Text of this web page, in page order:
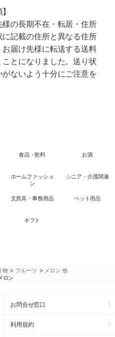
の長期不在・転居・住所
記載の住所と異なる住所
届け先様に転送する送料
とになりました。送り状
ないよう十分にご注意を
食品・飲料 お酒
ホームファッショ
ン
シニア・介護関連
文房具・事務用品 ペット用品
ギフト
物 > フルーツ > メロン 他
ロン
お問合せ窓口
利用規約